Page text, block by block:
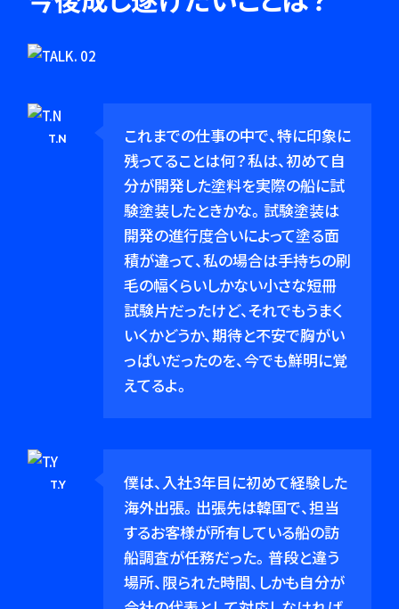
T.N
これまでの仕事の中で、特に印象に
残ってることは何？私は、初めて自
分が開発した塗料を実際の船に試
験塗装したときかな。試験塗装は
開発の進行度合いによって塗る面
積が違って、私の場合は手持ちの刷
毛の幅くらいしかない小さな短冊
試験片だったけど、それでもうまく
いくかどうか、期待と不安で胸がい
っぱいだったのを、今でも鮮明に覚
えてるよ。
T.Y
僕は、入社3年目に初めて経験した
海外出張。出張先は韓国で、担当
するお客様が所有している船の訪
船調査が任務だった。普段と違う
場所、限られた時間、しかも自分が